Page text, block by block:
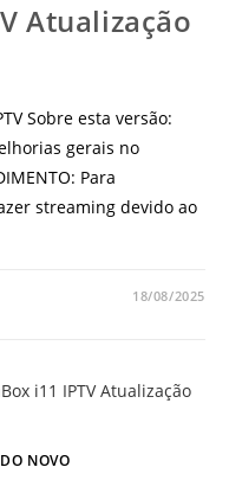
Atualização
Sobre esta versão:
gerais no
Para
streaming devido ao
18/08/2025
NOVO